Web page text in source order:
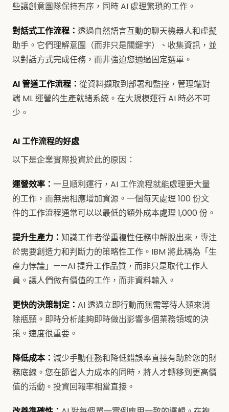
些讓創意團隊保持有序，同時 AI 處理繁瑣的工作。
對話式工作流程： 透過自然語言互動的聊天機器人和虛擬
助手。它們理解意圖（而非只是關鍵字）、收集資訊，並
以對話方式完成任務，而非強迫您通過固定選單。
AI 管道工作流程： 從資料擷取到部署和監控，管理端對
端 ML 運營的生產就緒系統。在大規模運行 AI 時必不可
少。
AI 工作流程的好處
以下是企業實際投資於此的原因：
運營效率： 一旦順利運行，AI 工作流程就能處理更大量
的工作，而無需相應增加資源。一個每天處理 100 份文
件的工作流程通常可以以最低的額外成本處理 1,000 份。
提升生產力： 知識工作者從重複性任務中解脫出來，專注
於需要創造力和判斷力的策略性工作。IBM 將此稱為「生
產力悖論」——AI 提升工作品質，而非只是取代工作人
員。讓人們做有價值的工作，而非資料輸入。
更快的決策制定： AI 透過立即行動而無需等待人類來消
除瓶頸。即時分析能夠即時做出影響多個業務領域的決
策。速度很重要。
降低成本： 減少手動任務和降低錯誤率直接有助於您的財
務底線。您在節省人力成本的同時，將人才轉移到更高價
值的活動。投資回報率相當直接。